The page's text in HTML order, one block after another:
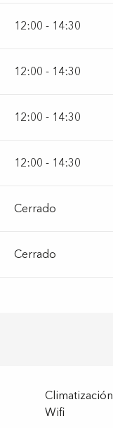
Climatización
Wifi
12:00 - 14:30
12:00 - 14:30
12:00 - 14:30
12:00 - 14:30
Cerrado
Cerrado